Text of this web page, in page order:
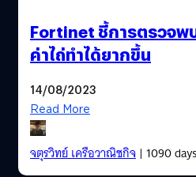
Fortinet ชี้การตรวจพ
ค่าไถ่ทำได้ยากขึ้น
14/08/2023
Read More
จตุรวิทย์ เครือวาณิชกิจ| 1090